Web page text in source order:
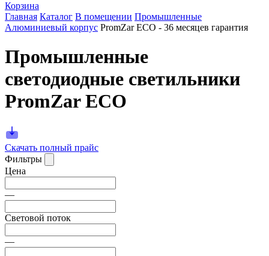
Корзина
Главная Каталог В помещении Промышленные
Алюминиевый корпус PromZar ECO - 36 месяцев гарантия
Промышленные
светодиодные светильники
PromZar ECO
Скачать полный прайс
Фильтры
Цена
—
Световой поток
—